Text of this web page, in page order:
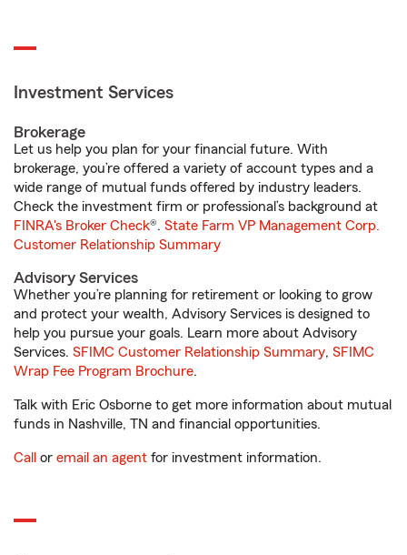
Investment Services
Brokerage
Let us help you plan for your financial future. With
brokerage, you’re offered a variety of account types and a
wide range of mutual funds offered by industry leaders.
Check the investment firm or professional’s background at
FINRA's Broker Check®. State Farm VP Management Corp.
Customer Relationship Summary
Advisory Services
Whether you’re planning for retirement or looking to grow
and protect your wealth, Advisory Services is designed to
help you pursue your goals. Learn more about Advisory
Services. SFIMC Customer Relationship Summary, SFIMC
Wrap Fee Program Brochure.
Talk with Eric Osborne to get more information about mutual
funds in Nashville, TN and financial opportunities.
Call or email an agent for investment information.